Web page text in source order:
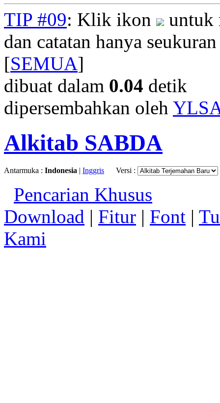
TIP #09: Klik ikon
untuk
dan catatan hanya
[SEMUA]
dibuat dalam 0.04 detik
dipersembahkan oleh
Alkitab SABDA
Antarmuka : Indonesia | Inggris Versi :
Pencarian Khusus
Download | Fitur | Font |
Kami